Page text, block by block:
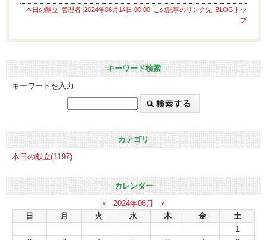
本日の献立 管理者 2024年06月14日 00:00 この記事のリンク先 BLOGトッ
プ
キーワード検索
キーワードを入力
カテゴリ
本日の献立(1197)
カレンダー
«
2024年06月
»
日
月 火 水 木 金
土
1